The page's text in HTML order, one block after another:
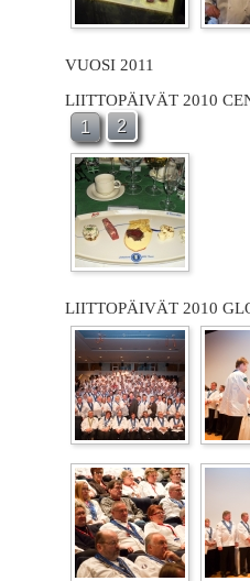
VUOSI 2011
LIITTOPÄIVÄT 2010
1 2
LIITTOPÄIVÄT 2010